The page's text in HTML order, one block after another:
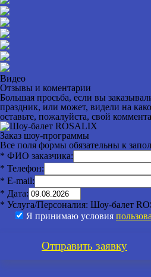
Видео
Отзывы и коментарии
Большая просьба, если вы
праздник, или может, видели на
оставьте, пожалуйста, свой
Заказ шоу-программы
Все поля формы обязательны к
* ФИО заказчика:
* Телефон:
* E-mail:
* Дата:
* Услуга/Персоналия: Шоу-балет
Я принимаю условия
Отправить заявку